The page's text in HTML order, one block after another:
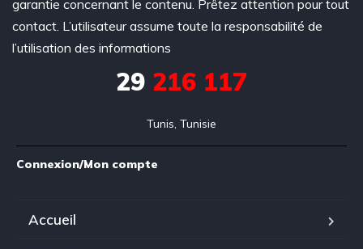
garantie concernant le contenu. Prêtez attention pour tout
contact. L’utilisateur assume toute la responsabilité de
l’utilisation des informations
29 216 117
Tunis, Tunisie
Connexion/Mon compte
Accueil